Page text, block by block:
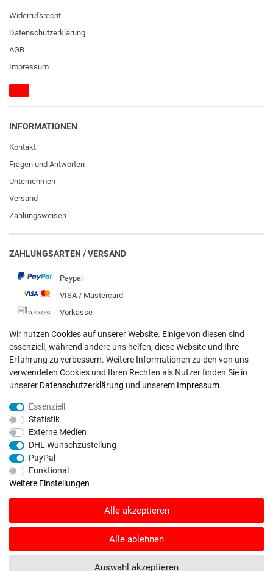
Widerrufs­recht
Daten­schutz­erklärung
AGB
Impressum
INFORMATIONEN
Kontakt
Fragen und Antworten
Unternehmen
Versand
Zahlungsweisen
ZAHLUNGSARTEN / VERSAND
Paypal
VISA / Mastercard
Vorkasse
DHL
Deutsche Post
Bei Fragen wenden Sie sich direkt an unser Service-Team.
info@rasentraktoren-motoren.de
MA-Versand GmbH, 53925 Kall, In der Laach 1-3
SHOPVOTE Bewertungen. SHOPVOTE setzt automatische und manuelle
© Copyright 2026 | Alle Rechte vorbehalten. - Rasentraktoren-Motoren | Realisation
Wir nutzen Cookies auf unserer Website. Einige von diesen sind
essenziell, während andere uns helfen, diese Website und Ihre
Erfahrung zu verbessern. Weitere Informationen zu den von uns
verwendeten Cookies und Ihren Rechten als Nutzer finden Sie in
unserer Daten­schutz­erklärung und unserem Impressum.
Essenziell
Statistik
Externe Medien
DHL Wunschzustellung
PayPal
Funktional
Weitere Einstellungen
Alle akzeptieren
Alle ablehnen
Auswahl akzeptieren